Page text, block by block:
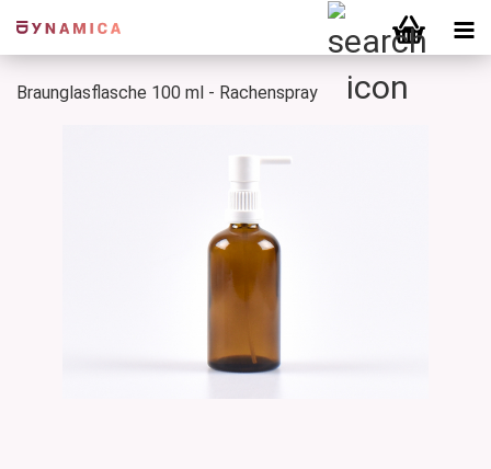
Braunglasflasche 100 ml - Rachenspray